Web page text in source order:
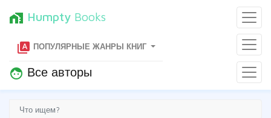
home_work Humpty Books
type_specimen ПОПУЛЯРНЫЕ ЖАНРЫ КНИГ
face Все авторы